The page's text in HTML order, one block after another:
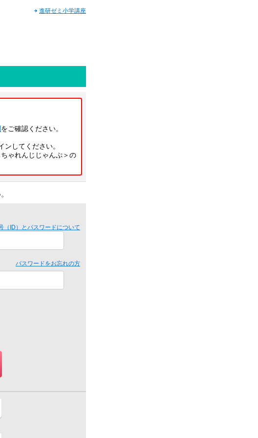
進研ゼミ小学講座
をご確認ください。
ンしてください。
ゃれんじじゃんぷ＞の
（ID）とパスワードについて
パスワードをお忘れの方